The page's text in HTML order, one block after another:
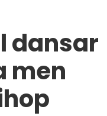
dansar
men